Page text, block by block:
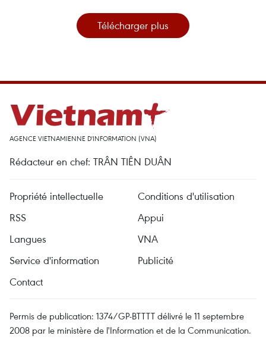
Télécharger plus
AGENCE VIETNAMIENNE D'INFORMATION (VNA)
Rédacteur en chef: TRÂN TIÊN DUÂN
Propriété intellectuelle
Conditions d'utilisation
RSS
Appui
Langues
VNA
Service d'information
Publicité
Contact
Permis de publication: 1374/GP-BTTTT délivré le 11 septembre
2008 par le ministère de l'Information et de la Communication.